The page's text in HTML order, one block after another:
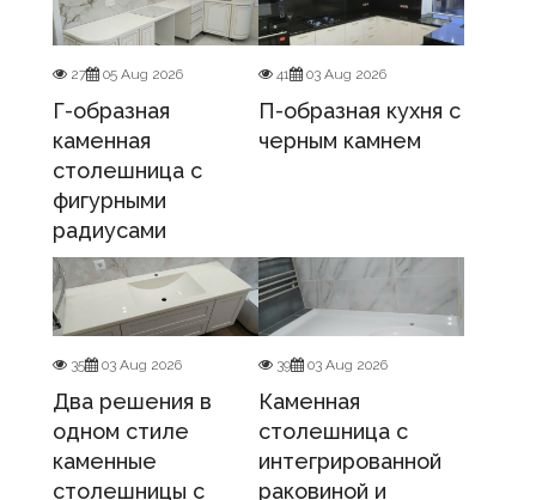
27 05 Aug 2026
Г-образная
каменная
столешница с
фигурными
радиусами
41 03 Aug 2026
П-образная кухня с
черным камнем
35 03 Aug 2026
Два решения в
одном стиле
каменные
столешницы с
39 03 Aug 2026
Каменная
столешница с
интегрированной
раковиной и